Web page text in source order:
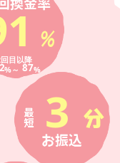
3
目以降
%～ 87%